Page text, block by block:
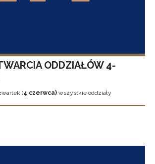
ODDZIAŁÓW 4-
(4 czerwca) wszystkie oddziały